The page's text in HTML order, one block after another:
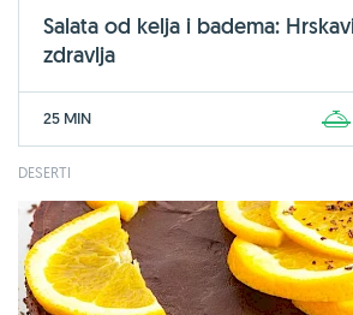
Salata od kelja i badema:
zdravlja
25 MIN
DESERTI